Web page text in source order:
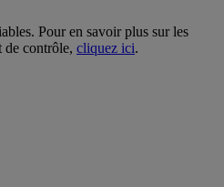
Pour en savoir plus sur les
de contrôle, cliquez ici.